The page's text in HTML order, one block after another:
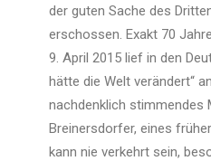
der guten Sache des
erschossen. Exakt 70
9. April 2015 lief in den
hätte die Welt verändert“
nachdenklich stimmendes
Breinersdorfer, eines
kann nie verkehrt sein,